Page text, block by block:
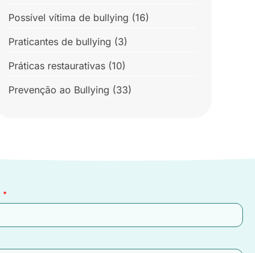
Possível vítima de bullying (16)
Praticantes de bullying (3)
Práticas restaurativas(10)
Prevenção ao Bullying (33)